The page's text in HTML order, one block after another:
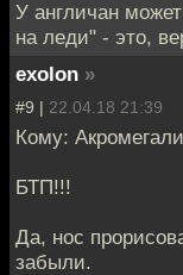
У англичан
на леди" - это,
exolon »
#9 | 22.04.18 21:39
Кому:
БТП!!!
Да, нос
забыли.